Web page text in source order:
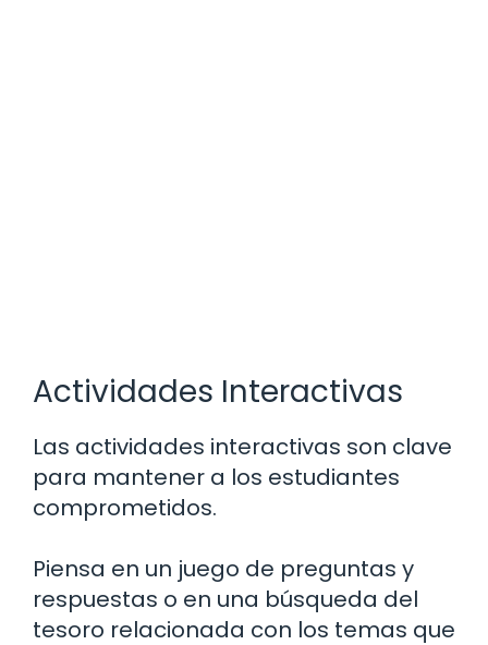
Actividades Interactivas
Las actividades interactivas son clave
para mantener a los estudiantes
comprometidos.
Piensa en un juego de preguntas y
respuestas o en una búsqueda del
tesoro relacionada con los temas que